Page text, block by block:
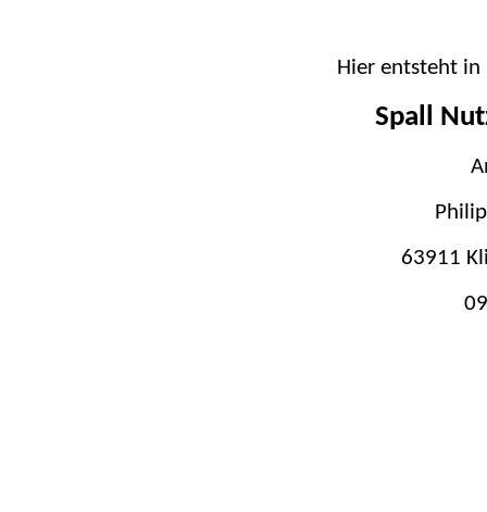
Hier entsteht in
Spall
63911